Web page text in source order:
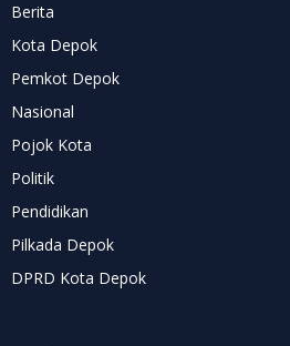
Berita
Kota Depok
Pemkot Depok
Nasional
Pojok Kota
Politik
Pendidikan
Pilkada Depok
DPRD Kota Depok